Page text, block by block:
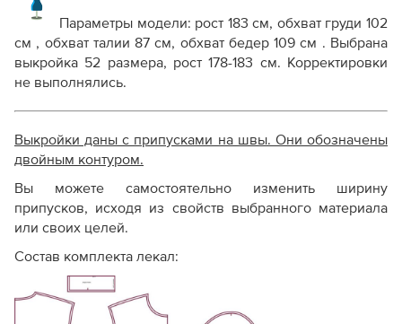
Параметры модели: рост 183 см, обхват груди 102
см , обхват талии 87 см, обхват бедер 109 см . Выбрана
выкройка 52 размера, рост 178-183 см. Корректировки
не выполнялись.
Выкройки даны с припусками на швы. Они обозначены
двойным контуром.
Вы можете самостоятельно изменить ширину
припусков, исходя из свойств выбранного материала
или своих целей.
Состав комплекта лекал: